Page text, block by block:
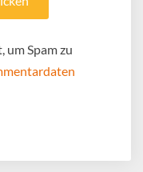
um Spam zu